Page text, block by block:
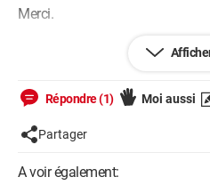
Merci.
Répondre (1) Moi aussi
Partager
A voir également: